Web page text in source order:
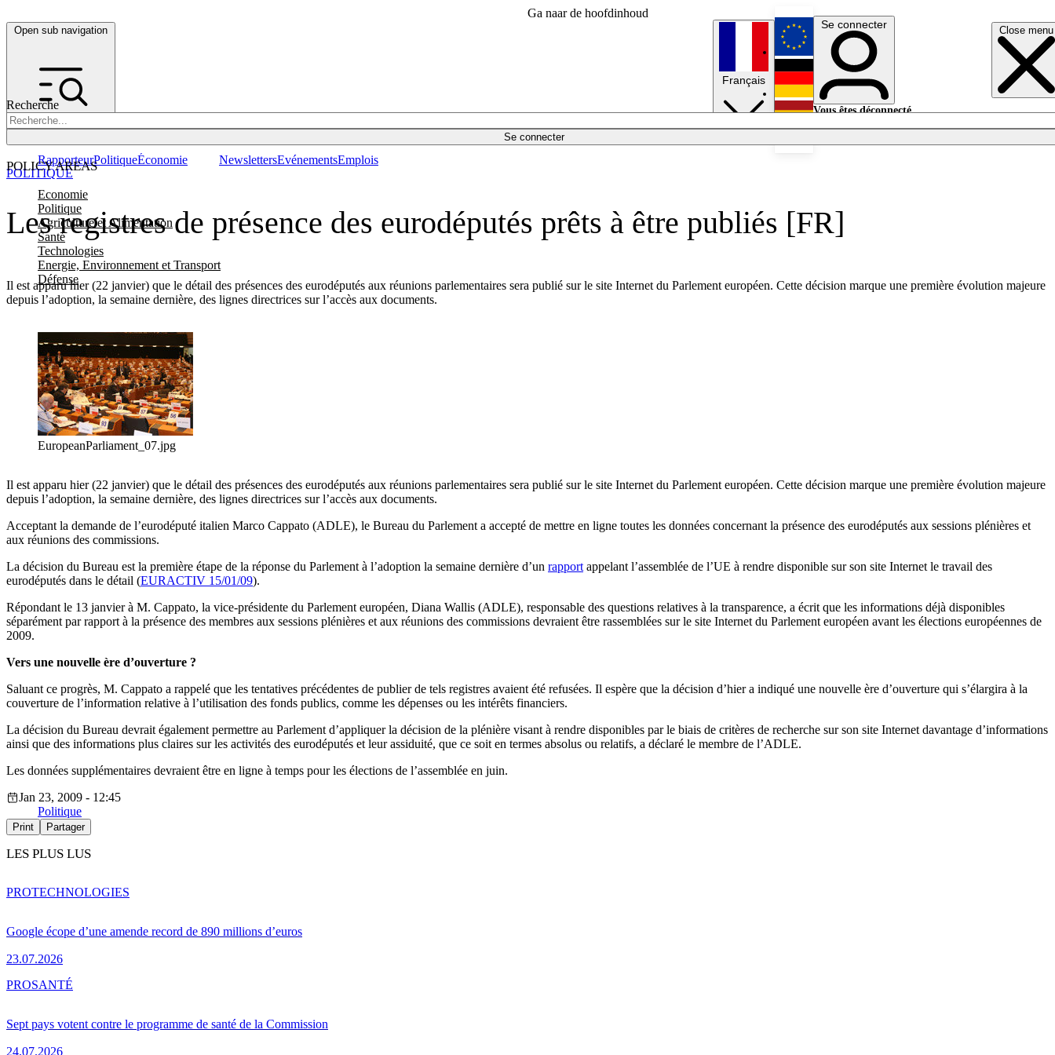
Ga naar de hoofdinhoud
Open sub navigation Close menu
Recherche
Se connecter
POLICY AREAS
Economie
Politique
Agriculture et Alimentation
Santé
Technologies
Energie, Environnement et Transport
Défense
RapporteurPolitiqueÉconomie NewslettersEvénementsEmplois
Français
English
Deutsch
Se connecter
Vous êtes déconnecté.
Les registres de présence des eurodéputés prêts à être publiés [FR]
Il est apparu hier (22 janvier) que le détail des présences des eurodéputés aux réunions parlementaires sera publié sur le site Internet du Parlement européen. Cette décision marque une première évolution majeure
depuis l’adoption, la semaine dernière, des lignes directrices sur l’accès aux documents.
POLITIQUE
EuropeanParliament_07.jpg
Il est apparu hier (22 janvier) que le détail des présences des eurodéputés aux réunions parlementaires sera publié sur le site Internet du Parlement européen. Cette décision marque une première évolution majeure
depuis l’adoption, la semaine dernière, des lignes directrices sur l’accès aux documents.
Acceptant la demande de l’eurodéputé italien Marco Cappato (ADLE), le Bureau du Parlement a accepté de mettre en ligne toutes les données concernant la présence des eurodéputés aux sessions plénières et
aux réunions des commissions.
La décision du Bureau est la première étape de la réponse du Parlement à l’adoption la semaine dernière d’un rapport appelant l’assemblée de l’UE à rendre disponible sur son site Internet le travail des
eurodéputés dans le détail (EURACTIV 15/01/09).
Répondant le 13 janvier à M. Cappato, la vice-présidente du Parlement européen, Diana Wallis (ADLE), responsable des questions relatives à la transparence, a écrit que les informations déjà disponibles
séparément par rapport à la présence des membres aux sessions plénières et aux réunions des commissions devraient être rassemblées sur le site Internet du Parlement européen avant les élections européennes de
2009.
Vers une nouvelle ère d’ouverture ?
Saluant ce progrès, M. Cappato a rappelé que les tentatives précédentes de publier de tels registres avaient été refusées. Il espère que la décision d’hier a indiqué une nouvelle ère d’ouverture qui s’élargira à la
couverture de l’information relative à l’utilisation des fonds publics, comme les dépenses ou les intérêts financiers.
La décision du Bureau devrait également permettre au Parlement d’appliquer la décision de la plénière visant à rendre disponibles par le biais de critères de recherche sur son site Internet davantage d’informations
ainsi que des informations plus claires sur les activités des eurodéputés et leur assiduité, que ce soit en termes absolus ou relatifs, a déclaré le membre de l’ADLE.
Les données supplémentaires devraient être en ligne à temps pour les élections de l’assemblée en juin.
Jan 23, 2009 - 12:45
Politique
Print Partager
LES PLUS LUS
Google écope d’une amende record de 890 millions d’euros
23.07.2026
PROTECHNOLOGIES
Sept pays votent contre le programme de santé de la Commission
24.07.2026
PROSANTÉ